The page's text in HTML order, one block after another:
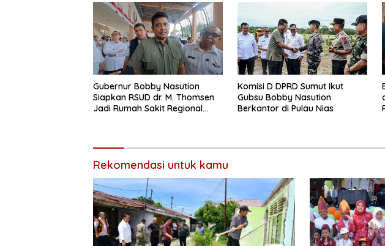
Gubernur Bobby Nasution
Siapkan RSUD dr. M. Thomsen
Jadi Rumah Sakit Regional
Komisi D DPRD Sumut Ikut
Gubsu Bobby Nasution
Berkantor di Pulau Nias
Rekomendasi untuk kamu